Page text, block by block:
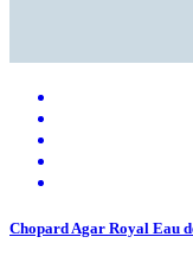
Chopard Agar Royal Eau